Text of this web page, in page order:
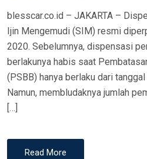
blesscar.co.id – JAKARTA –
Ijin Mengemudi (SIM) resmi
2020. Sebelumnya, dispensasi
berlakunya habis saat
(PSBB) hanya berlaku dari
Namun, membludaknya jumlah
[…]
Read More